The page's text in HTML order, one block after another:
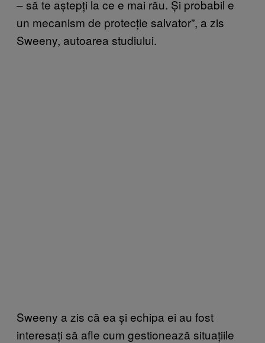
– să te aștepți la ce e mai rău. Și probabil e
un mecanism de protecție salvator”, a zis
Sweeny, autoarea studiului.
Sweeny a zis că ea și echipa ei au fost
interesați să afle cum gestionează situațiile